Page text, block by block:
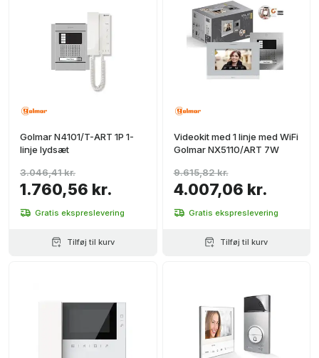
Golmar N4101/T-ART 1P 1-
linje lydsæt
1.760,56 kr.
3.046,41 kr.
Gratis ekspreslevering
Tilføj til kurv
Videokit med 1 linje med WiFi
Golmar NX5110/ART 7W
4.007,06 kr.
9.615,82 kr.
Gratis ekspreslevering
Tilføj til kurv